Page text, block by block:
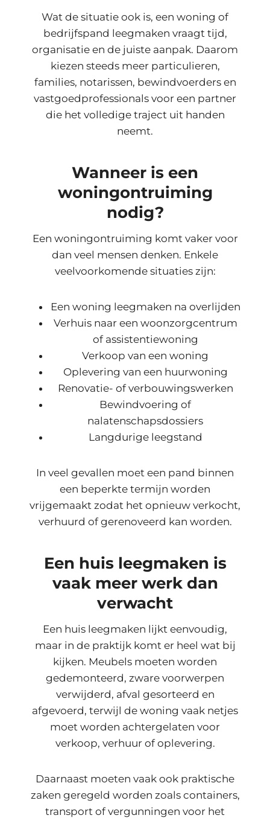
Wat de situatie ook is, een woning of
bedrijfspand leegmaken vraagt tijd,
organisatie en de juiste aanpak. Daarom
kiezen steeds meer particulieren,
families, notarissen, bewindvoerders en
vastgoedprofessionals voor een partner
die het volledige traject uit handen
neemt.
Wanneer is een
woningontruiming
nodig?
Een woningontruiming komt vaker voor
dan veel mensen denken. Enkele
veelvoorkomende situaties zijn:
Een woning leegmaken na overlijden
Verhuis naar een woonzorgcentrum
of assistentiewoning
Verkoop van een woning
Oplevering van een huurwoning
Renovatie- of verbouwingswerken
Bewindvoering of
nalatenschapsdossiers
Langdurige leegstand
In veel gevallen moet een pand binnen
een beperkte termijn worden
vrijgemaakt zodat het opnieuw verkocht,
verhuurd of gerenoveerd kan worden.
Een huis leegmaken is
vaak meer werk dan
verwacht
Een huis leegmaken lijkt eenvoudig,
maar in de praktijk komt er heel wat bij
kijken. Meubels moeten worden
gedemonteerd, zware voorwerpen
verwijderd, afval gesorteerd en
afgevoerd, terwijl de woning vaak netjes
moet worden achtergelaten voor
verkoop, verhuur of oplevering.
Daarnaast moeten vaak ook praktische
zaken geregeld worden zoals containers,
transport of vergunningen voor het